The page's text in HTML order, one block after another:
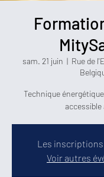
sam. 21 juin
  |
Rue de
Technique
accessible
Les
Voir autres